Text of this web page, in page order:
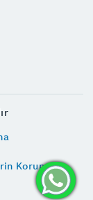
Korunması